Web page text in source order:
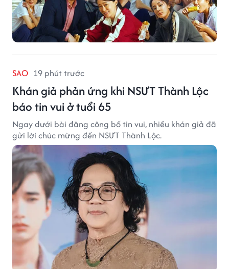
SAO 19 phút trước
Khán giả phản ứng khi NSƯT Thành Lộc
báo tin vui ở tuổi 65
Ngay dưới bài đăng công bố tin vui, nhiều khán giả đã
gửi lời chúc mừng đến NSƯT Thành Lộc.